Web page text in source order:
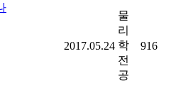
2017.05.24
물
리
학
전
공
916